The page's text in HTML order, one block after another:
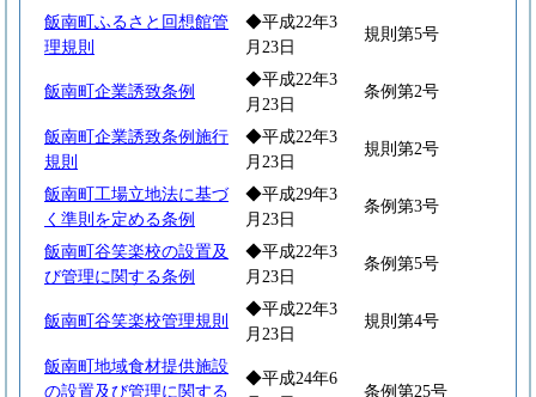
飯南町ふるさと回想館管
理規則
◆平成22年3
月23日
規則第5号
飯南町企業誘致条例
◆平成22年3
月23日
条例第2号
飯南町企業誘致条例施行
規則
◆平成22年3
月23日
規則第2号
飯南町工場立地法に基づ
く準則を定める条例
◆平成29年3
月23日
条例第3号
飯南町谷笑楽校の設置及
び管理に関する条例
◆平成22年3
月23日
条例第5号
飯南町谷笑楽校管理規則
◆平成22年3
月23日
規則第4号
飯南町地域食材提供施設
の設置及び管理に関する
◆平成24年6
条例第25号